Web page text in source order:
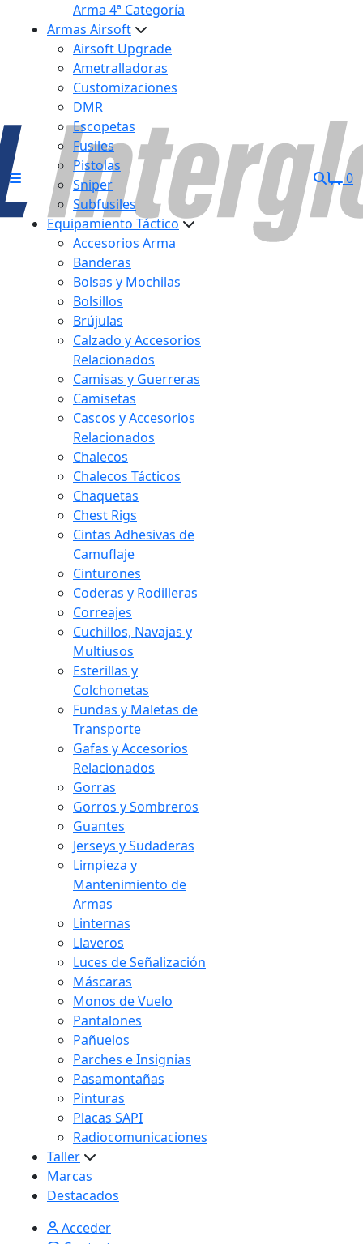
Arma 4ª Categoría
Armas Airsoft
Airsoft Upgrade
Ametralladoras
Customizaciones
DMR
Escopetas
Fusiles
Pistolas
Sniper
Subfusiles
Equipamiento Táctico
Accesorios Arma
Banderas
Bolsas y Mochilas
Bolsillos
Brújulas
Calzado y Accesorios
Relacionados
Camisas y Guerreras
Camisetas
Cascos y Accesorios
Relacionados
Chalecos
Chalecos Tácticos
Chaquetas
Chest Rigs
Cintas Adhesivas de
Camuflaje
Cinturones
Coderas y Rodilleras
Correajes
Cuchillos, Navajas y
Multiusos
Esterillas y
Colchonetas
Fundas y Maletas de
Transporte
Gafas y Accesorios
Relacionados
Gorras
Gorros y Sombreros
Guantes
Jerseys y Sudaderas
Limpieza y
Mantenimiento de
Armas
Linternas
Llaveros
Luces de Señalización
Máscaras
Monos de Vuelo
Pantalones
Pañuelos
Parches e Insignias
Pasamontañas
Pinturas
Placas SAPI
Radiocomunicaciones
Taller
Marcas
Destacados
Acceder
0